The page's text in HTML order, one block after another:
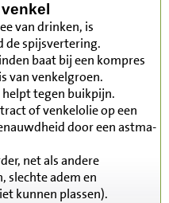
van drinken, is
de spijsvertering.
baat bij een kompres
van venkelgroen.
helpt tegen buikpijn.
of venkelolie op een
door een astma-
net als andere
slechte adem en
kunnen plassen).